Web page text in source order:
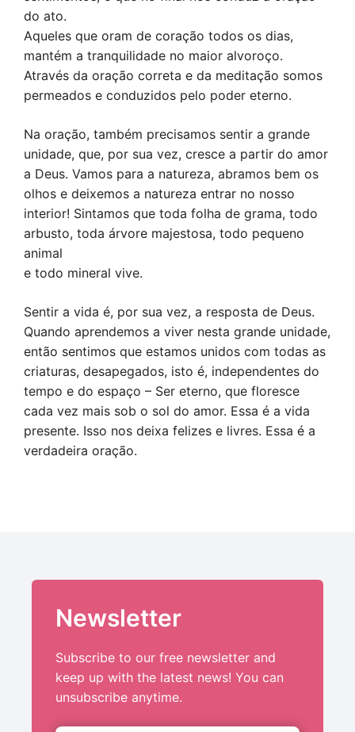
do ato.
Aqueles que oram de coração todos os dias,
mantém a tranquilidade no maior alvoroço.
Através da oração correta e da meditação somos
permeados e conduzidos pelo poder eterno.
Na oração, também precisamos sentir a grande
unidade, que, por sua vez, cresce a partir do amor
a Deus. Vamos para a natureza, abramos bem os
olhos e deixemos a natureza entrar no nosso
interior! Sintamos que toda folha de grama, todo
arbusto, toda árvore majestosa, todo pequeno
animal
e todo mineral vive.
Sentir a vida é, por sua vez, a resposta de Deus.
Quando aprendemos a viver nesta grande unidade,
então sentimos que estamos unidos com todas as
criaturas, desapegados, isto é, independentes do
tempo e do espaço – Ser eterno, que floresce
cada vez mais sob o sol do amor. Essa é a vida
presente. Isso nos deixa felizes e livres. Essa é a
verdadeira oração.
Newsletter
Subscribe to our free newsletter and
keep up with the latest news! You can
unsubscribe anytime.